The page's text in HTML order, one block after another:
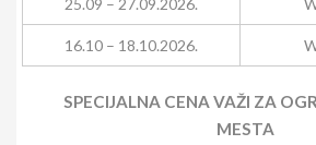
25.09 – 27.09.2026.
16.10 – 18.10.2026.
SPECIJALNA CENA VAŽI ZA
MESTA